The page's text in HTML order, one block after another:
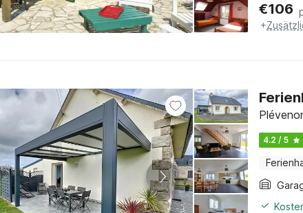
€106
+
4.2 / 5